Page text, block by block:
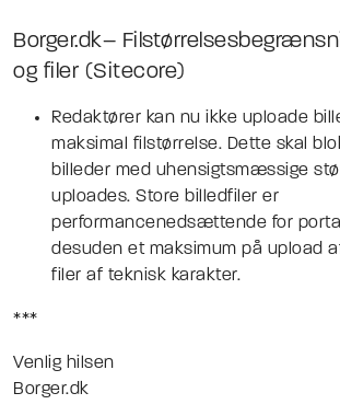
Borger.dk–
og filer (Sitecore)
Redaktører kan nu ikke uploade
maksimal filstørrelse. Dette skal
billeder med uhensigtsmæssige
uploades. Store billedfiler er
performancenedsættende for
desuden et maksimum på upload
filer af teknisk karakter.
***
Venlig hilsen
Borger.dk